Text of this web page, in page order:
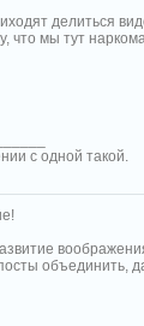
делиться
что мы тут
с одной такой.
объединить,